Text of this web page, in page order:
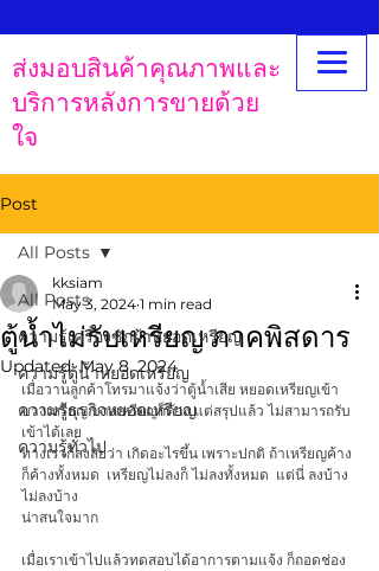
ส่งมอบสินค้าคุณภาพและ
บริการหลังการขายด้วย
ใจ
Post
All Posts
ความรู้เครื่องซักผ้าหยอดเหรียญ
ความรู้ตู้น้ำหยอดเหรียญ
ความรู้ธุรกิจหยอดเหรียญ
ความรู้ทั่วไป
All Posts
ตู้น้ำไม่รับเหรียญ ภาคพิสดาร
kksiam
May 3, 2024 1 min read
Updated:May 8, 2024
เมื่อวานลูกค้าโทรมาแจ้งว่าตู้น้ำเสีย หยอดเหรียญเข้า
บางเหรียญ บางเหรียญก็ค้าง แต่สรุปแล้ว ไม่สามารถรับ
เข้าได้เลย
ทางเราก็สงสัยว่า เกิดอะไรขึ้น เพราะปกติ ถ้าเหรียญค้าง
ก็ค้างทั้งหมด  เหรียญไม่ลงก็ ไม่ลงทั้งหมด  แต่นี่ ลงบ้าง
ไม่ลงบ้าง
น่าสนใจมาก
เมื่อเราเข้าไปแล้วทดสอบได้อาการตามแจ้ง ก็ถอดช่อง